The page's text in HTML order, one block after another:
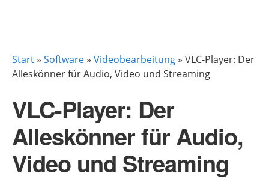
Start» Software» Videobearbeitung» VLC-Player: Der
Alleskönner für Audio, Video und Streaming
VLC-Player: Der
Alleskönner für Audio,
Video und Streaming